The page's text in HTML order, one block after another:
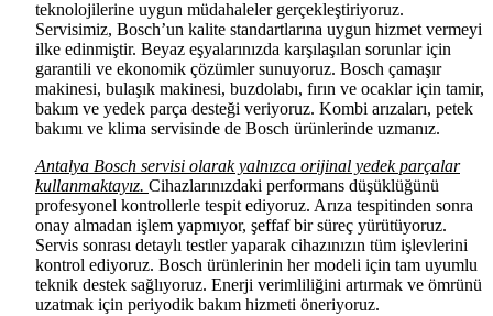
teknolojilerine uygun müdahaleler gerçekleştiriyoruz.
Servisimiz, Bosch’un kalite standartlarına uygun hizmet vermeyi
ilke edinmiştir. Beyaz eşyalarınızda karşılaşılan sorunlar için
garantili ve ekonomik çözümler sunuyoruz. Bosch çamaşır
makinesi, bulaşık makinesi, buzdolabı, fırın ve ocaklar için tamir,
bakım ve yedek parça desteği veriyoruz. Kombi arızaları, petek
bakımı ve klima servisinde de Bosch ürünlerinde uzmanız.
Antalya Bosch servisi olarak yalnızca orijinal yedek parçalar
kullanmaktayız. Cihazlarınızdaki performans düşüklüğünü
profesyonel kontrollerle tespit ediyoruz. Arıza tespitinden sonra
onay almadan işlem yapmıyor, şeffaf bir süreç yürütüyoruz.
Servis sonrası detaylı testler yaparak cihazınızın tüm işlevlerini
kontrol ediyoruz. Bosch ürünlerinin her modeli için tam uyumlu
teknik destek sağlıyoruz. Enerji verimliliğini artırmak ve ömrünü
uzatmak için periyodik bakım hizmeti öneriyoruz.